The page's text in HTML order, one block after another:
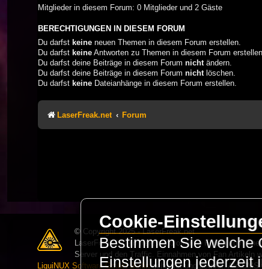
Mitglieder in diesem Forum: 0 Mitglieder und 2 Gäste
BERECHTIGUNGEN IN DIESEM FORUM
Du darfst keine neuen Themen in diesem Forum erstellen.
Du darfst keine Antworten zu Themen in diesem Forum erstellen.
Du darfst deine Beiträge in diesem Forum nicht ändern.
Du darfst deine Beiträge in diesem Forum nicht löschen.
Du darfst keine Dateianhänge in diesem Forum erstellen.
LaserFreak.net Forum
© Copyright 2025 - LaserFreak.net
LaserFreak ist ein freies und offenes Forum zum
Server und den Traffic. Einnahmen von Fan Artikeln
LiquiNUX Software GmbH Berlingehostet und betreut. Als CMS
Cookie-
Bestimmen Sie welche
Einstellungen jederzeit